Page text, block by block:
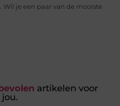
Wil je een paar van de mooiste
artikelen voor
jou.